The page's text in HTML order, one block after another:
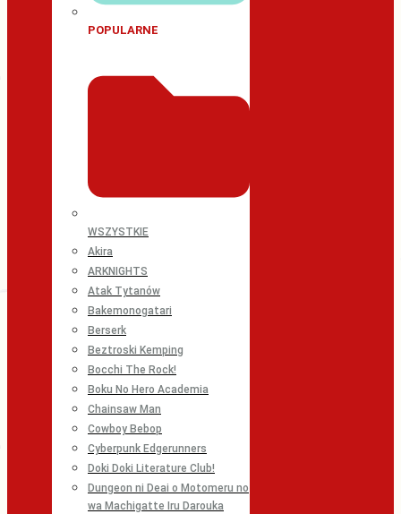
POPULARNE
WSZYSTKIE
Akira
ARKNIGHTS
Atak Tytanów
Bakemonogatari
Berserk
Beztroski Kemping
Bocchi The Rock!
Boku No Hero Academia
Chainsaw Man
Cowboy Bebop
Cyberpunk Edgerunners
Doki Doki Literature Club!
Dungeon ni Deai o Motomeru no
wa Machigatte Iru Darouka